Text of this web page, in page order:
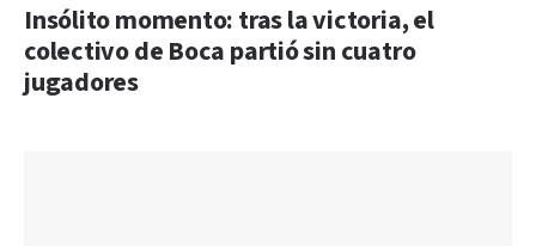
Insólito momento: tras la victoria, el
colectivo de Boca partió sin cuatro
jugadores